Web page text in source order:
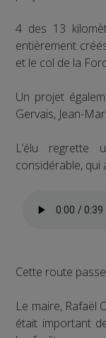
4 des 13
entièrement
et le col de la
Un projet
Gervais, Jean-
L’élu regrette
considérable, qui
Cette route
Le maire, Rafaël
était important